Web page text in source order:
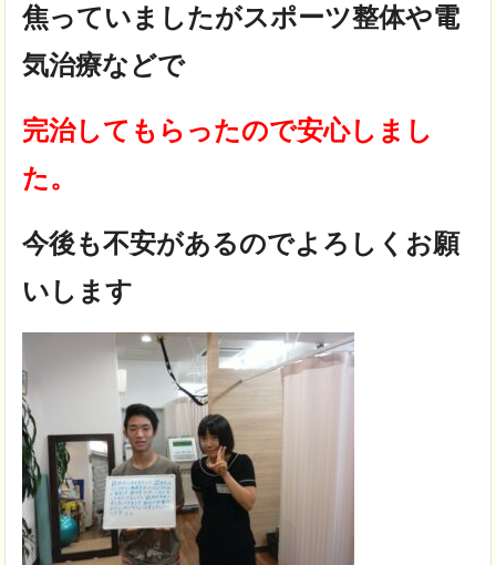
焦っていましたがスポーツ整体や電
気治療などで
完治してもらったので安心しまし
た。
今後も不安があるのでよろしくお願
いします